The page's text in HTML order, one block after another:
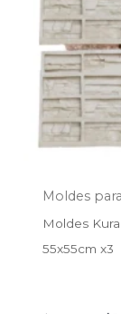
Moldes
Moldes
55x55cm x3